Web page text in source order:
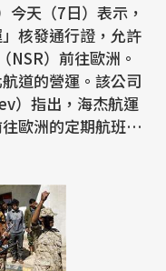
天（7日）表示，
核發通行證，允許
NSR）前往歐洲。
道的營運。該公司
）指出，海杰航運
歐洲的定期航班。